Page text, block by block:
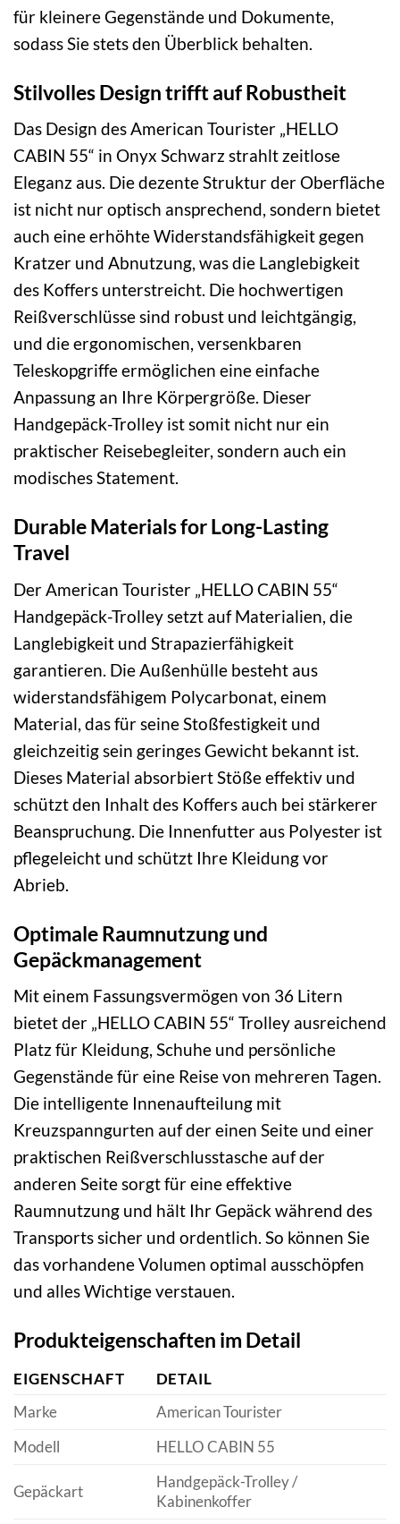
für kleinere Gegenstände und Dokumente,
sodass Sie stets den Überblick behalten.
Stilvolles Design trifft auf Robustheit
Das Design des American Tourister „HELLO
CABIN 55“ in Onyx Schwarz strahlt zeitlose
Eleganz aus. Die dezente Struktur der Oberfläche
ist nicht nur optisch ansprechend, sondern bietet
auch eine erhöhte Widerstandsfähigkeit gegen
Kratzer und Abnutzung, was die Langlebigkeit
des Koffers unterstreicht. Die hochwertigen
Reißverschlüsse sind robust und leichtgängig,
und die ergonomischen, versenkbaren
Teleskopgriffe ermöglichen eine einfache
Anpassung an Ihre Körpergröße. Dieser
Handgepäck-Trolley ist somit nicht nur ein
praktischer Reisebegleiter, sondern auch ein
modisches Statement.
Durable Materials for Long-Lasting
Travel
Der American Tourister „HELLO CABIN 55“
Handgepäck-Trolley setzt auf Materialien, die
Langlebigkeit und Strapazierfähigkeit
garantieren. Die Außenhülle besteht aus
widerstandsfähigem Polycarbonat, einem
Material, das für seine Stoßfestigkeit und
gleichzeitig sein geringes Gewicht bekannt ist.
Dieses Material absorbiert Stöße effektiv und
schützt den Inhalt des Koffers auch bei stärkerer
Beanspruchung. Die Innenfutter aus Polyester ist
pflegeleicht und schützt Ihre Kleidung vor
Abrieb.
Optimale Raumnutzung und
Gepäckmanagement
Mit einem Fassungsvermögen von 36 Litern
bietet der „HELLO CABIN 55“ Trolley ausreichend
Platz für Kleidung, Schuhe und persönliche
Gegenstände für eine Reise von mehreren Tagen.
Die intelligente Innenaufteilung mit
Kreuzspanngurten auf der einen Seite und einer
praktischen Reißverschlusstasche auf der
anderen Seite sorgt für eine effektive
Raumnutzung und hält Ihr Gepäck während des
Transports sicher und ordentlich. So können Sie
das vorhandene Volumen optimal ausschöpfen
und alles Wichtige verstauen.
Produkteigenschaften im Detail
EIGENSCHAFT
DETAIL
Marke
American Tourister
Modell
HELLO CABIN 55
Gepäckart
Handgepäck-Trolley /
Kabinenkoffer